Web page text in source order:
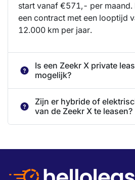
start vanaf €571,- per maand.
een contract met een looptijd
12.000 km per jaar.
Is een Zeekr X private
mogelijk?
Zijn er hybride of
van de Zeekr X te leasen?